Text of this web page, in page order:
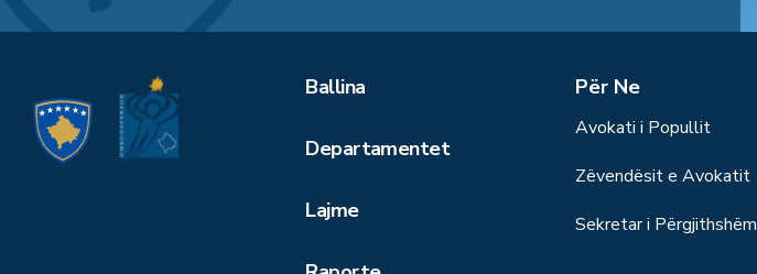
Ballina
Departamentet
Lajme
Për Ne
Avokati i Popullit
Zëvendësit e Avokatit
Sekretar i Përgjithshëm